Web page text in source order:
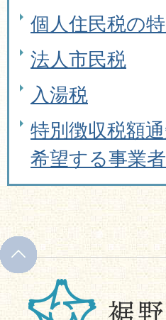
個人住民税の
法人市民税
入湯税
特別徴収税額
希望する事業